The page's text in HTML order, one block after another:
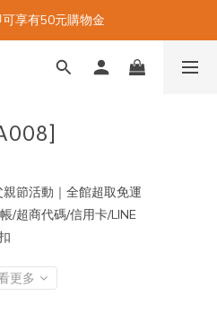
享有50元購物金
節活動｜全館超取免運
/超商代碼/信用卡/LINE
更多